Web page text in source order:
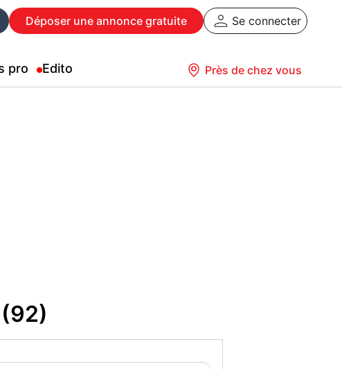
Déposer une annonce gratuite Se connecter
pro Edito Près de chez vous